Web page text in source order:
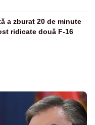
a zburat 20 de minute
ridicate două F-16